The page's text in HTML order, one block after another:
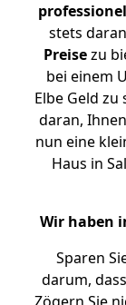
stets
Preisezu
bei einem
Elbe Geld
daran,
nun eine
Haus in
Wir haben
Sparen
darum,